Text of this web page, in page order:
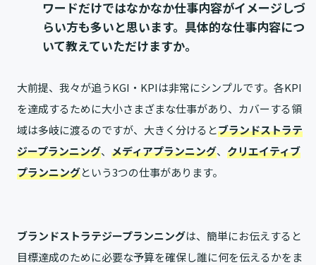
ワードだけではなかなか仕事内容がイメージしづ
らい方も多いと思います。具体的な仕事内容につ
いて教えていただけますか。
大前提、我々が追うKGI・KPIは非常にシンプルです。各KPI
を達成するために大小さまざまな仕事があり、カバーする領
域は多岐に渡るのですが、大きく分けるとブランドストラテ
ジープランニング、 メディアプランニング、 クリエイティブ
プランニングという3つの仕事があります。
ブランドストラテジープランニングは、簡単にお伝えすると
目標達成のために必要な予算を確保し誰に何を伝えるかをま